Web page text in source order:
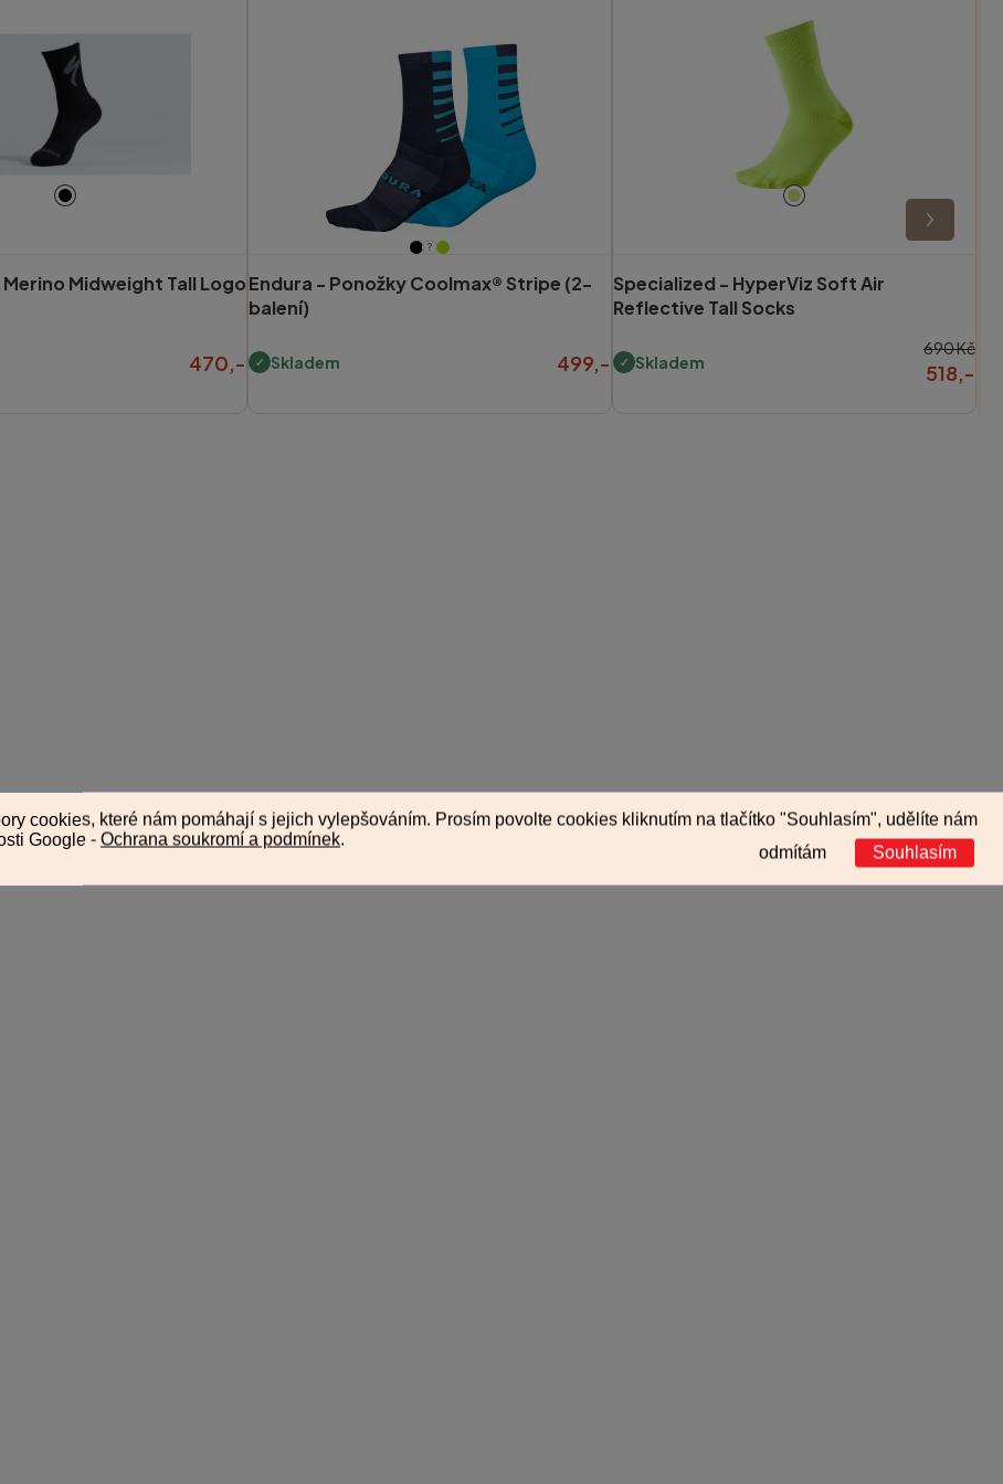
Merino Midweight Tall Logo
470,-
?
Endura - Ponožky Coolmax® Stripe (2-
balení)
Skladem 499,-
Specialized - HyperViz Soft Air
Reflective Tall Socks
Skladem
690 Kč
518,-